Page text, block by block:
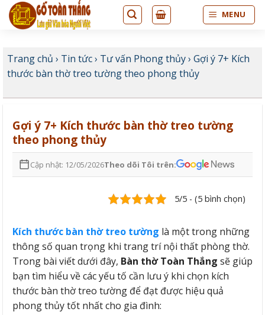
Bỏ
qua
MENU
Trang chủ › Tin tức› Tư vấn Phong thủy› Gợi ý 7+ Kích
thước bàn thờ treo tường theo phong thủy
Gợi ý 7+ Kích thước bàn thờ treo tường
theo phong thủy
Cập nhật: 12/05/2026Theo dõi Tôi trên:
5/5 - (5 bình chọn)
Kích thước bàn thờ treo tường là một trong những
thông số quan trọng khi trang trí nội thất phòng thờ.
Trong bài viết dưới đây, Bàn thờ Toàn Thắng sẽ giúp
bạn tìm hiểu về các yếu tố cần lưu ý khi chọn kích
thước bàn thờ treo tường để đạt được hiệu quả
phong thủy tốt nhất cho gia đình: